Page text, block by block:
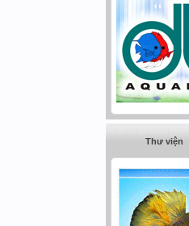
Thư viện